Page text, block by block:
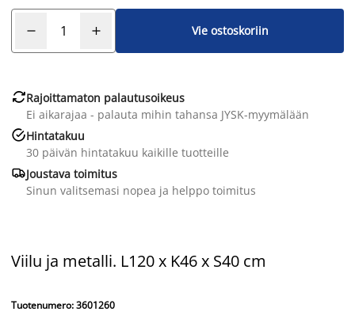
Vie ostoskoriin
Rajoittamaton palautusoikeus
Ei aikarajaa - palauta mihin tahansa JYSK-myymälään
Hintatakuu
30 päivän hintatakuu kaikille tuotteille
Joustava toimitus
Sinun valitsemasi nopea ja helppo toimitus
Viilu ja metalli. L120 x K46 x S40 cm
Tuotenumero: 3601260